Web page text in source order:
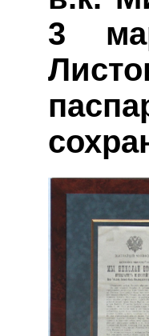
3